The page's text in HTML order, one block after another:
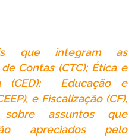
que integram as
Contas (CTC); Ética e
(CED); Educação e
e Fiscalização (CF),
assuntos que
apreciados pelo